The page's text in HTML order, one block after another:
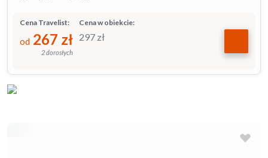
Cena w obiekcie:
297 zł
Cena Travelist:
od 267 zł
2 dorosłych